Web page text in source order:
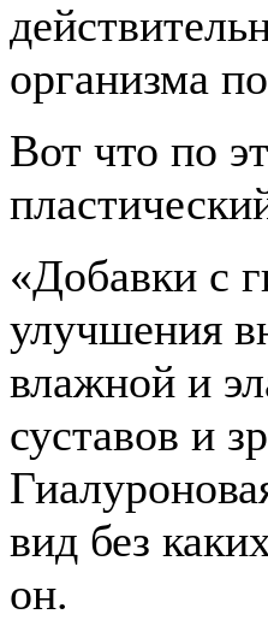
организма
Вот что по
«Добавки с
улучшения
влажной и
суставов и
вид без
он.